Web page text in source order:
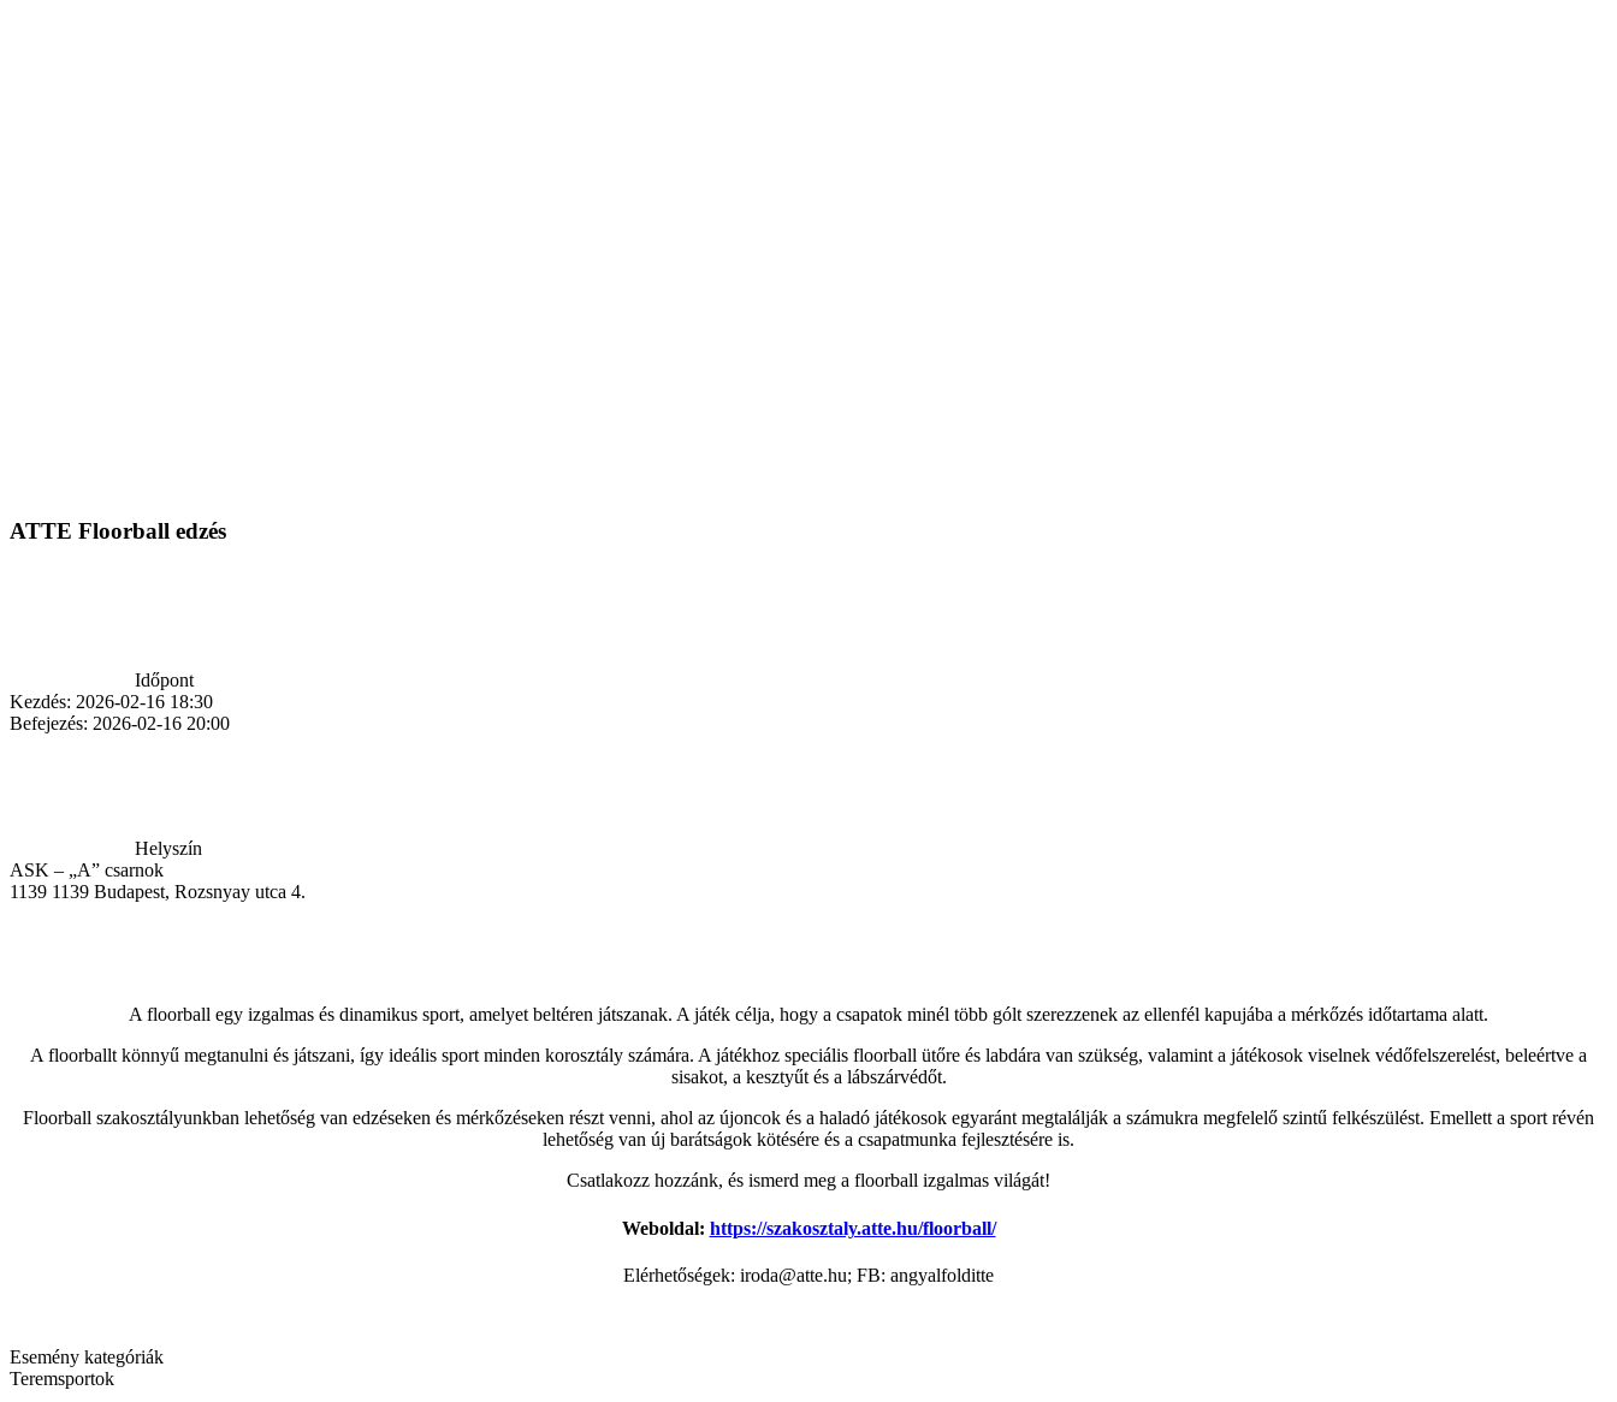
ATTE Floorball edzés
Időpont
Kezdés: 2026-02-16 18:30
Befejezés: 2026-02-16 20:00
Helyszín
ASK – „A” csarnok
1139 1139 Budapest, Rozsnyay utca 4.
A floorball egy izgalmas és dinamikus sport, amelyet beltéren játszanak. A játék célja, hogy a csapatok minél több gólt szerezzenek az ellenfél kapujába a mérkőzés időtartama alatt.
A floorballt könnyű megtanulni és játszani, így ideális sport minden korosztály számára. A játékhoz speciális floorball ütőre és labdára van szükség, valamint a játékosok viselnek védőfelszerelést, beleértve a
sisakot, a kesztyűt és a lábszárvédőt.
Floorball szakosztályunkban lehetőség van edzéseken és mérkőzéseken részt venni, ahol az újoncok és a haladó játékosok egyaránt megtalálják a számukra megfelelő szintű felkészülést. Emellett a sport révén
lehetőség van új barátságok kötésére és a csapatmunka fejlesztésére is.
Csatlakozz hozzánk, és ismerd meg a floorball izgalmas világát!
Weboldal: https://szakosztaly.atte.hu/floorball/
Elérhetőségek: iroda@atte.hu; FB: angyalfolditte
Esemény kategóriák
Teremsportok